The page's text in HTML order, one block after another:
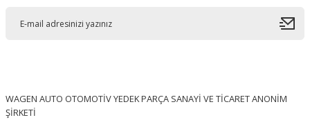
WAGEN AUTO OTOMOTİV YEDEK PARÇA SANAYİ VE TİCARET ANONİM
ŞİRKETİ